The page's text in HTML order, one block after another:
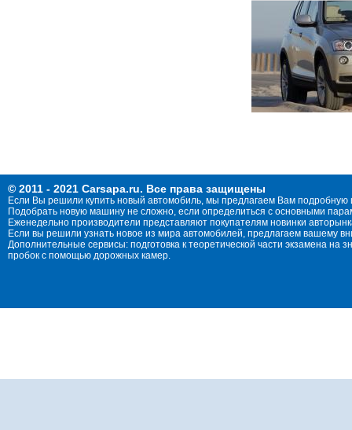
© 2011 - 2021 Carsapa.ru. Все права защищены
Если Вы решили купить новый автомобиль, мы предлагаем Вам
Подобрать новую машину не сложно, если определиться с основными
Еженедельно производители представляют покупателям новинки
Если вы решили узнать новое из мира автомобилей, предлагаем вашему
Дополнительные сервисы: подготовка к теоретической части экзамена
пробок с помощью дорожных камер.